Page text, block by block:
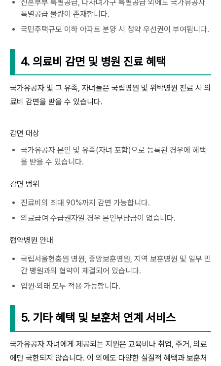
신혼부부 특별공급, 다자녀가구 특별공급 외에도 국가유공자
특별공급 물량이 존재합니다.
국민주택규모 이하 아파트 분양 시 청약 우선권이 부여됩니다.
4. 의료비 감면 및 병원 진료 혜택
국가유공자 및 그 유족, 자녀들은 국립병원 및 위탁병원 진료 시 의
료비 감면을 받을 수 있습니다.
감면 대상
국가유공자 본인 및 유족(자녀 포함)으로 등록된 경우에 혜택
을 받을 수 있습니다.
감면 범위
진료비의 최대 90%까지 감면 가능합니다.
의료급여 수급권자일 경우 본인부담금이 없습니다.
협약병원 안내
국립서울현충원 병원, 중앙보훈병원, 지역 보훈병원 및 일부 민
간 병원과의 협약이 체결되어 있습니다.
입원·외래 모두 적용 가능합니다.
5. 기타 혜택 및 보훈처 연계 서비스
국가유공자 자녀에게 제공되는 지원은 교육비나 취업, 주거, 의료
에만 국한되지 않습니다. 이 외에도 다양한 실질적 혜택과 보훈처